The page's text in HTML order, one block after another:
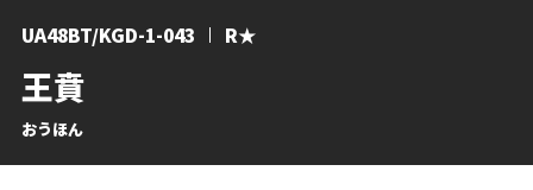
王賁
おうほん
UA48BT/KGD-1-043 R★